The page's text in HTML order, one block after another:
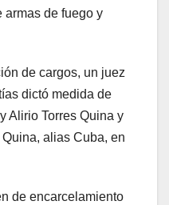
armas de fuego y
de cargos, un juez
dictó medida de
Alirio Torres Quina y
alias Cuba, en
de encarcelamiento